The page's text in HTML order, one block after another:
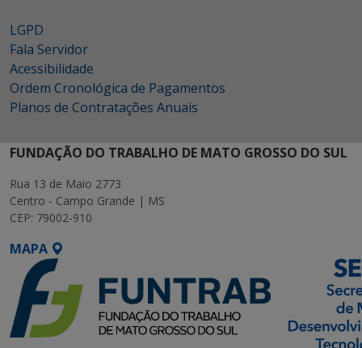
LGPD
Fala Servidor
Acessibilidade
Ordem Cronológica de Pagamentos
Planos de Contratações Anuais
FUNDAÇÃO DO TRABALHO DE MATO GROSSO DO SUL
Rua 13 de Maio 2773
Centro - Campo Grande | MS
CEP: 79002-910
MAPA